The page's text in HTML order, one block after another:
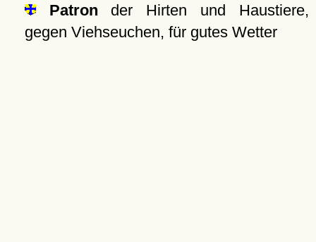
Patron der Hirten und Haustiere,
gegen Viehseuchen, für gutes Wetter